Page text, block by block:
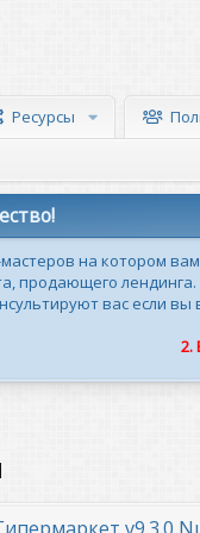
Ресурсы
на котором
продающего
вас если вы
2.